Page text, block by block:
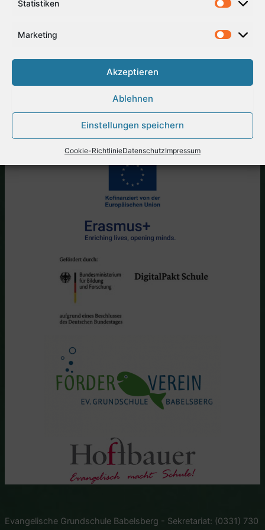
Statistiken
Marketing
Akzeptieren
Ablehnen
Einstellungen speichern
Cookie-RichtlinieDatenschutzImpressum
der in Klasse fünf einsetzende Fachunterricht zu
den ersten drei Jahren gelernten selbstständigen
jedes Kind auf seinem individuellen Lernweg
Evangelische Grundschule Babelsberg - Sekretariat: (0331) 730